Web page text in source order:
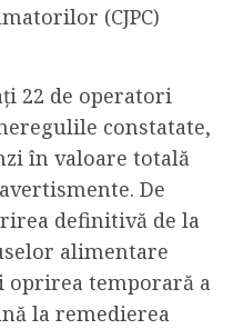
(CJPC)
22 de operatori
constatate,
în valoare totală
De
definitivă de la
alimentare
oprirea temporară a
la remedierea